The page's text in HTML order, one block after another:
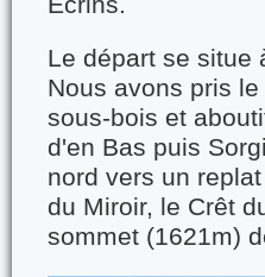
Le départ se situe
Nous avons pris
sous-bois et
d'en Bas puis
nord vers un
du Miroir, le Crêt
sommet (1621m)